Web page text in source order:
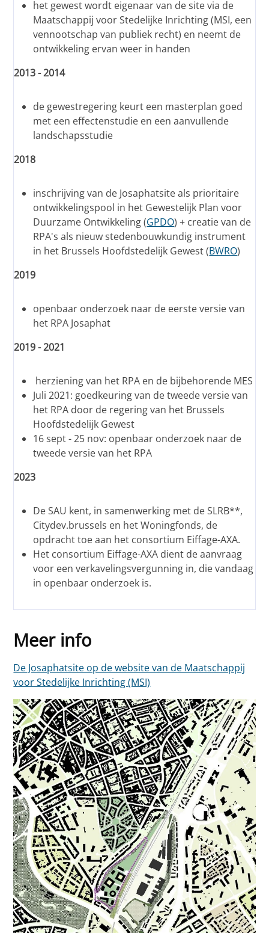
het gewest wordt eigenaar van de site via de
Maatschappij voor Stedelijke Inrichting (MSI, een
vennootschap van publiek recht) en neemt de
ontwikkeling ervan weer in handen
2013 - 2014
de gewestregering keurt een masterplan goed
met een effectenstudie en een aanvullende
landschapsstudie
2018
inschrijving van de Josaphatsite als prioritaire
ontwikkelingspool in het Gewestelijk Plan voor
Duurzame Ontwikkeling (GPDO) + creatie van de
RPA's als nieuw stedenbouwkundig instrument
in het Brussels Hoofdstedelijk Gewest (BWRO)
2019
openbaar onderzoek naar de eerste versie van
het RPA Josaphat
2019 - 2021
herziening van het RPA en de bijbehorende MES
Juli 2021: goedkeuring van de tweede versie van
het RPA door de regering van het Brussels
Hoofdstedelijk Gewest
16 sept - 25 nov: openbaar onderzoek naar de
tweede versie van het RPA
2023
De SAU kent, in samenwerking met de SLRB**,
Citydev.brussels en het Woningfonds, de
opdracht toe aan het consortium Eiffage-AXA.
Het consortium Eiffage-AXA dient de aanvraag
voor een verkavelingsvergunning in, die vandaag
in openbaar onderzoek is.
Meer info
De Josaphatsite op de website van de Maatschappij
voor Stedelijke Inrichting (MSI)